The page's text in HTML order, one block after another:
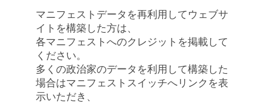
マニフェストデータを再利用してウェブサ
イトを構築した方は、
各マニフェストへのクレジットを掲載して
ください。
多くの政治家のデータを利用して構築した
場合はマニフェストスイッチへリンクを表
示いただき、